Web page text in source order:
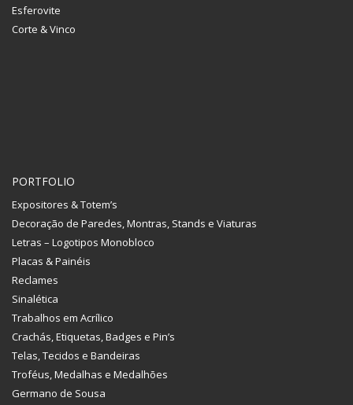
Esferovite
Corte & Vinco
PORTFOLIO
Expositores & Totem’s
Decoração de Paredes, Montras, Stands e Viaturas
Letras – Logotipos Monobloco
Placas & Painéis
Reclames
Sinalética
Trabalhos em Acrílico
Crachás, Etiquetas, Badges e Pin’s
Telas, Tecidos e Bandeiras
Troféus, Medalhas e Medalhões
Germano de Sousa